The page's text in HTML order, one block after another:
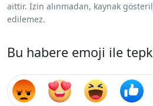
aittir. İzin alınmadan, kaynak
edilemez.
Bu habere emoji ile